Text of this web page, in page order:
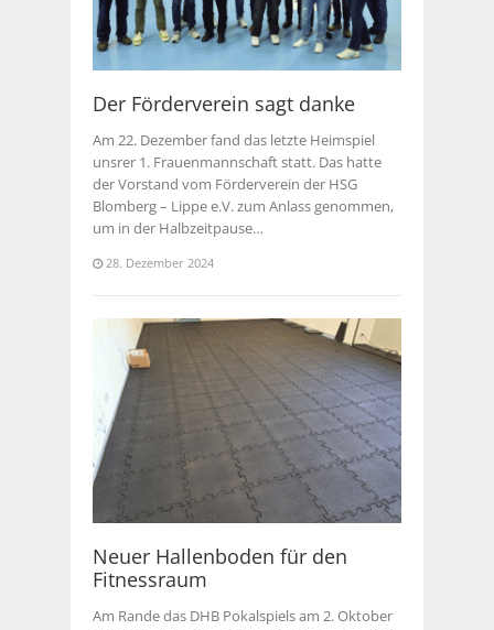
Der Förderverein sagt danke
Am 22. Dezember fand das letzte Heimspiel
unsrer 1. Frauenmannschaft statt. Das hatte
der Vorstand vom Förderverein der HSG
Blomberg – Lippe e.V. zum Anlass genommen,
um in der Halbzeitpause…
28. Dezember 2024
Neuer Hallenboden für den
Fitnessraum
Am Rande das DHB Pokalspiels am 2. Oktober